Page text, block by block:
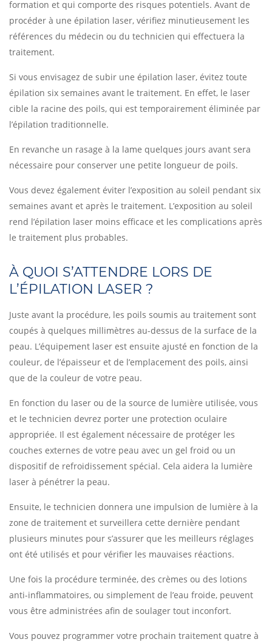
formation et qui comporte des risques potentiels. Avant de
procéder à une épilation laser, vérifiez minutieusement les
références du médecin ou du technicien qui effectuera la
traitement.
Si vous envisagez de subir une épilation laser, évitez toute
épilation six semaines avant le traitement. En effet, le laser
cible la racine des poils, qui est temporairement éliminée par
l’épilation traditionnelle.
En revanche un rasage à la lame quelques jours avant sera
nécessaire pour conserver une petite longueur de poils.
Vous devez également éviter l’exposition au soleil pendant six
semaines avant et après le traitement. L’exposition au soleil
rend l’épilation laser moins efficace et les complications après
le traitement plus probables.
À QUOI S’ATTENDRE LORS DE
L’ÉPILATION LASER ?
Juste avant la procédure, les poils soumis au traitement sont
coupés à quelques millimètres au-dessus de la surface de la
peau. L’équipement laser est ensuite ajusté en fonction de la
couleur, de l’épaisseur et de l’emplacement des poils, ainsi
que de la couleur de votre peau.
En fonction du laser ou de la source de lumière utilisée, vous
et le technicien devrez porter une protection oculaire
appropriée. Il est également nécessaire de protéger les
couches externes de votre peau avec un gel froid ou un
dispositif de refroidissement spécial. Cela aidera la lumière
laser à pénétrer la peau.
Ensuite, le technicien donnera une impulsion de lumière à la
zone de traitement et surveillera cette dernière pendant
plusieurs minutes pour s’assurer que les meilleurs réglages
ont été utilisés et pour vérifier les mauvaises réactions.
Une fois la procédure terminée, des crèmes ou des lotions
anti-inflammatoires, ou simplement de l’eau froide, peuvent
vous être administrées afin de soulager tout inconfort.
Vous pouvez programmer votre prochain traitement quatre à